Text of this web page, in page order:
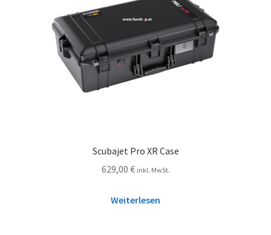
Scubajet Pro XR Case
629,00 € inkl. MwSt.
Weiterlesen